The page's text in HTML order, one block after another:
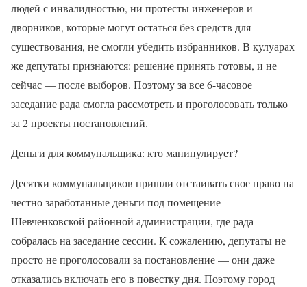
людей с инвалидностью, ни протесты инженеров и
дворников, которые могут остаться без средств для
существования, не смогли убедить избранников. В кулуарах
же депутаты признаются: решение принять готовы, и не
сейчас — после выборов. Поэтому за все 6-часовое
заседание рада смогла рассмотреть и проголосовать только
за 2 проекты постановлений.
Деньги для коммунальщика: кто манипулирует?
Десятки коммунальщиков пришли отстаивать свое право на
честно заработанные деньги под помещение
Шевченковской районной администрации, где рада
собралась на заседание сессии. К сожалению, депутаты не
просто не проголосовали за постановление — они даже
отказались включать его в повестку дня. Поэтому город